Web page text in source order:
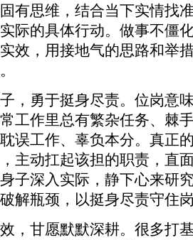
有思维，结合当下实情找
际的具体行动。做事不僵
效，用接地气的思路和举
勇于挺身尽责。位岗意
工作里总有繁杂任务、棘
误工作、辜负本分。真正
主动扛起该担的职责，直
子深入实际，静下心来研
解瓶颈，以挺身尽责守住
甘愿默默深耕。很多打